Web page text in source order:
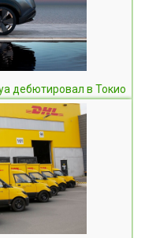
дебютировал в Токио